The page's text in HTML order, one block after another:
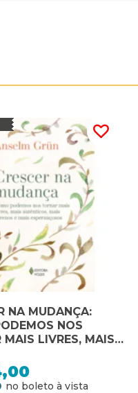
NA MUDANÇA:
NOS
MAIS LIVRES, MAIS
MAIS SERENOS